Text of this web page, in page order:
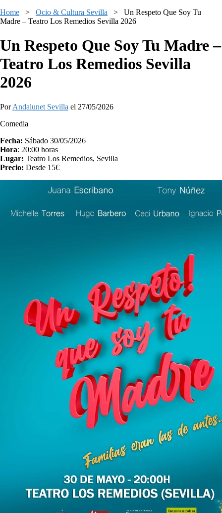
Home > Ocio & Cultura Sevilla > Un Respeto Que Soy Tu
Madre – Teatro Los Remedios Sevilla 2026
Un Respeto Que Soy Tu Madre –
Teatro Los Remedios Sevilla
2026
PorAndalunet Sevilla el 27/05/2026
Comedia
Fecha: Sábado 30/05/2026
Hora: 20:00 horas
Lugar: Teatro Los Remedios, Sevilla
Precio: Desde 15€